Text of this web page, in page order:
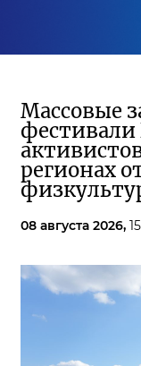
Массовые
фестивали
регионах
08 августа 2026,